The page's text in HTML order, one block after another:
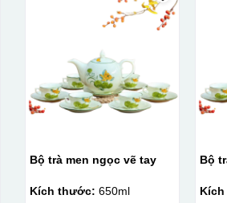
Bộ trà men ngọc vẽ tay
Kích thước: 650ml
Bộ